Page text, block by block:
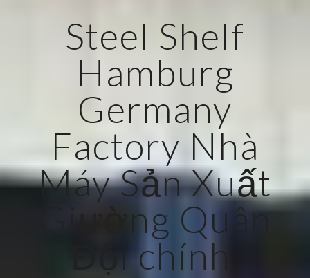
Steel Shelf
Hamburg
Germany
Factory Nhà
Máy Sản Xuất
Giường Quân
Đội chính